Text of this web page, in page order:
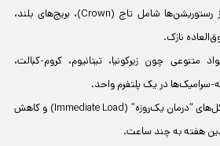
تولید طیف وسیعی از رستوریشن‌ها شامل تاج (Crown)، بریج‌های بلند،
نازک.
متنوعی چون زیرکونیا، تیتانیوم، کروم-کبالت،
سرامیک‌ها در یک پلتفرم واحد.
پیاده‌سازی موفق پروتکل‌های “درمان یک‌روزه” (Immediate Load) و کاهش
هفته به چند ساعت.